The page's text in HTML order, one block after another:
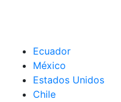
Ecuador
México
Estados Unidos
Chile